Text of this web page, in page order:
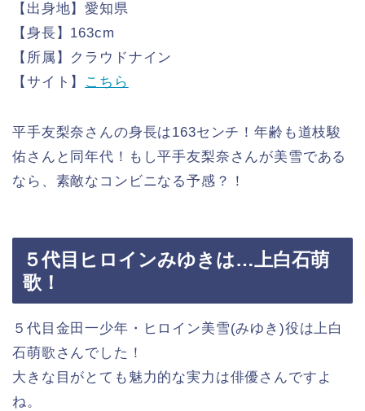
【出身地】愛知県
【身長】163cm
【所属】 クラウドナイン
【サイト】 こちら
平手友梨奈さんの身長は163センチ！年齢も道枝駿
佑さんと同年代！もし平手友梨奈さんが美雪である
なら、素敵なコンビニなる予感？！
５代目ヒロインみゆきは…上白石萌
歌！
５代目金田一少年・ヒロイン美雪(みゆき)役は上白
石萌歌さんでした！
大きな目がとても魅力的な実力は俳優さんですよ
ね。